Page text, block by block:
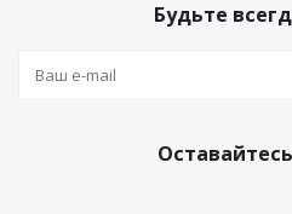
Будьте